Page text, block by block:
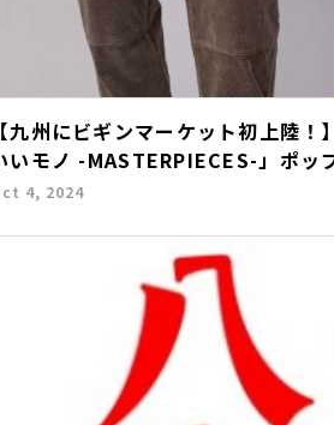
【九州にビギンマーケット初上陸
いモノ -MASTERPIECES-」ポッ
4, 2024